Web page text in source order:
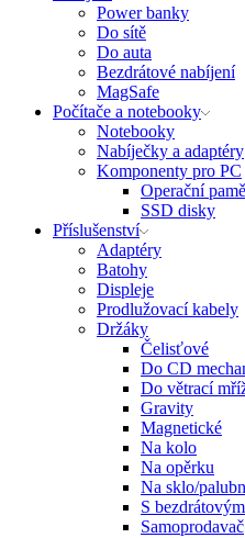
Power banky
Do sítě
Do auta
Bezdrátové nabíjení
MagSafe
Počítače a notebooky
Notebooky
Nabíječky a adaptéry
Komponenty pro PC
Operační
SSD disky
Příslušenství
Adaptéry
Batohy
Displeje
Prodlužovací kabely
Držáky
Čelisťové
Do CD
Do větrací
Gravity
Magnetické
Na kolo
Na opěrku
Na sklo/
S
Samoprodavač